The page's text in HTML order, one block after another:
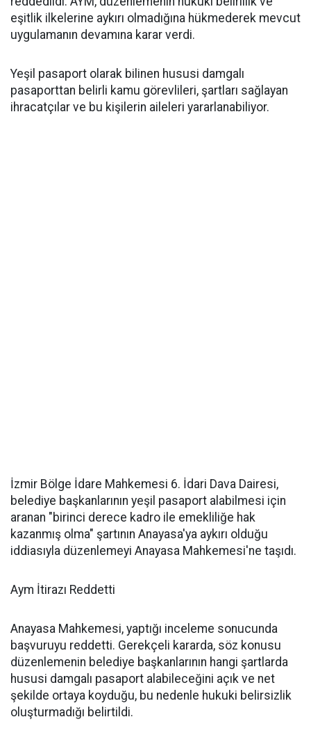
eşitlik ilkelerine aykırı olmadığına hükmederek mevcut
uygulamanın devamına karar verdi.
Yeşil pasaport olarak bilinen hususi damgalı
pasaporttan belirli kamu görevlileri, şartları sağlayan
ihracatçılar ve bu kişilerin aileleri yararlanabiliyor.
İzmir Bölge İdare Mahkemesi 6. İdari Dava Dairesi,
belediye başkanlarının yeşil pasaport alabilmesi için
aranan "birinci derece kadro ile emekliliğe hak
kazanmış olma" şartının Anayasa'ya aykırı olduğu
iddiasıyla düzenlemeyi Anayasa Mahkemesi'ne taşıdı.
Aym İtirazı Reddetti
Anayasa Mahkemesi, yaptığı inceleme sonucunda
başvuruyu reddetti. Gerekçeli kararda, söz konusu
düzenlemenin belediye başkanlarının hangi şartlarda
hususi damgalı pasaport alabileceğini açık ve net
şekilde ortaya koyduğu, bu nedenle hukuki belirsizlik
oluşturmadığı belirtildi.